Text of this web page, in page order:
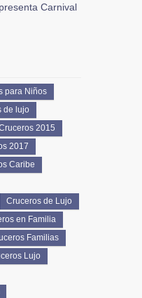
Carnival
para Niños
de lujo
2015
2017
Caribe
Cruceros de Lujo
en Familia
Familias
Lujo